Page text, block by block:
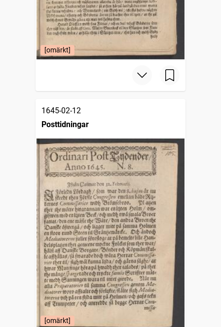
[omärkt]
1645-02-12
Posttidningar
[omärkt]